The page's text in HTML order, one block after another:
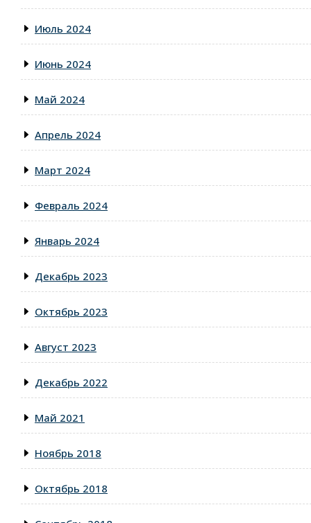
Июль 2024
Июнь 2024
Май 2024
Апрель 2024
Март 2024
Февраль 2024
Январь 2024
Декабрь 2023
Октябрь 2023
Август 2023
Декабрь 2022
Май 2021
Ноябрь 2018
Октябрь 2018